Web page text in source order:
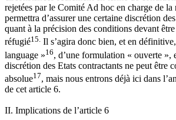
rejetées par le Comité Ad hoc en charge de la
permettra d’assurer une certaine discrétion
quant à la précision des conditions devant
réfugié15. Il s’agira donc bien, et en
language »16, d’une formulation « ouverte »,
discrétion des Etats contractants ne peut être
absolue17, mais nous entrons déjà ici dans
de cet article 6.
II. Implications de l’article 6